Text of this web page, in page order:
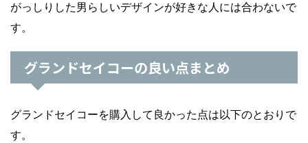
がっしりした男らしいデザインが好きな人には合わないで
す。
グランドセイコーの良い点まとめ
グランドセイコーを購入して良かった点は以下のとおりで
す。